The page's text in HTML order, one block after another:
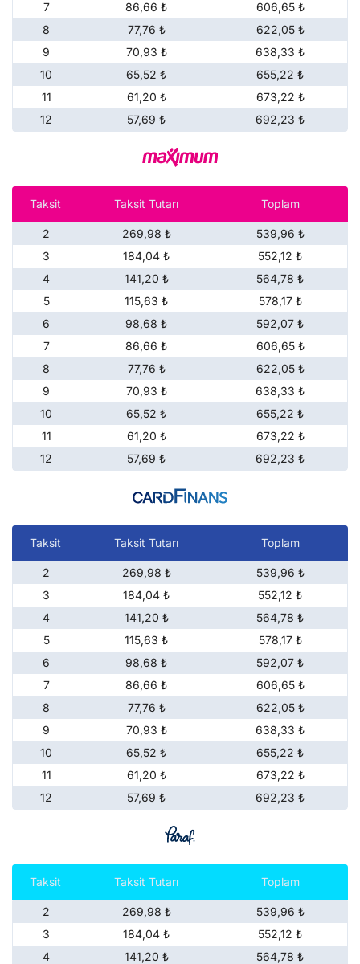
7 86,66 ₺
606,65 ₺
8
77,76 ₺
622,05 ₺
9
70,93 ₺
638,33 ₺
10
65,52 ₺
655,22 ₺
11
61,20 ₺
673,22 ₺
12
57,69 ₺ 692,23 ₺
Taksit Taksit Tutarı Toplam
2 269,98 ₺
539,96 ₺
3
184,04 ₺
552,12 ₺
4
141,20 ₺
564,78 ₺
5
115,63 ₺
578,17 ₺
6
98,68 ₺
592,07 ₺
7
86,66 ₺
606,65 ₺
8
77,76 ₺
622,05 ₺
9
70,93 ₺
638,33 ₺
10
65,52 ₺
655,22 ₺
11
61,20 ₺
673,22 ₺
12
57,69 ₺ 692,23 ₺
Taksit Taksit Tutarı Toplam
2 269,98 ₺
539,96 ₺
3
184,04 ₺
552,12 ₺
4
141,20 ₺
564,78 ₺
5
115,63 ₺
578,17 ₺
6
98,68 ₺
592,07 ₺
7
86,66 ₺
606,65 ₺
8
77,76 ₺
622,05 ₺
9
70,93 ₺
638,33 ₺
10
65,52 ₺
655,22 ₺
11
61,20 ₺
673,22 ₺
12
57,69 ₺ 692,23 ₺
Taksit Taksit Tutarı Toplam
2 269,98 ₺
539,96 ₺
3
184,04 ₺
552,12 ₺
4
141,20 ₺
564,78 ₺